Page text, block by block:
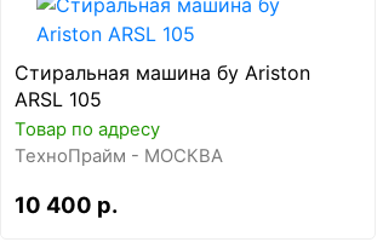
Стиральная машина бу Ariston
ARSL 105
Товар по адресу
ТехноПрайм - МОСКВА
10 400 р.